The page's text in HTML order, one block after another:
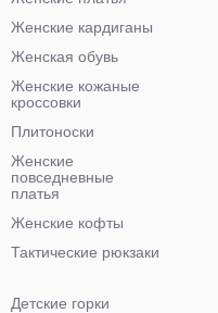
Женские кардиганы
Женская обувь
Женские кожаные
кроссовки
Плитоноски
Женские
повседневные
платья
Женские кофты
Тактические рюкзаки
Детские горки